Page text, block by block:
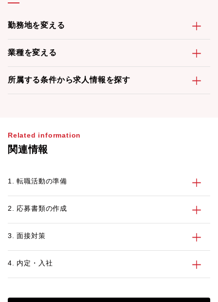
勤務地を変える
業種を変える
所属する条件から求人情報を探す
Related information
関連情報
1. 転職活動の準備
2. 応募書類の作成
3. 面接対策
4. 内定・入社